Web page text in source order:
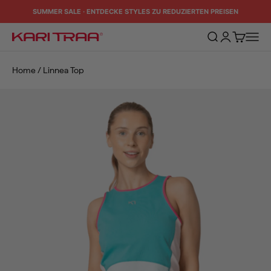
SUMMER SALE · ENTDECKE STYLES ZU REDUZIERTEN PREISEN
Kari Traa Suche öffnen
Home / Linnea Top